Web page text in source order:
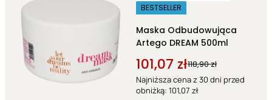
BESTSELLER
Maska Odbudowująca
Artego DREAM 500ml
101,07 zł118,90 zł
Najniższa cena z 30 dni przed
obniżką: 101,07 zł